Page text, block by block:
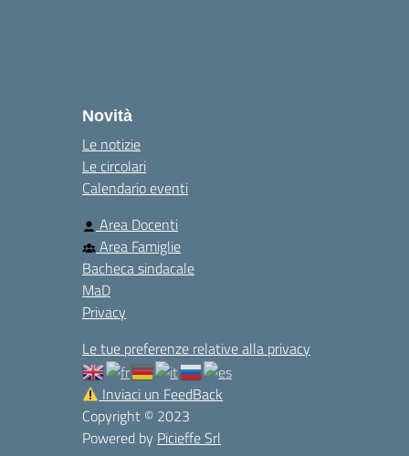
Novità
Le notizie
Le circolari
Calendario eventi
Area Docenti
Area Famiglie
Bacheca sindacale
MaD
Privacy
Le tue preferenze relative alla privacy
Inviaci un FeedBack
Copyright © 2023
Powered by Picieffe Srl